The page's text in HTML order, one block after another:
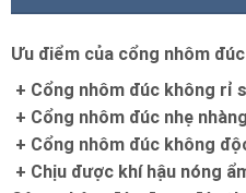
Ưu điểm của cổng nhôm
+ Cổng nhôm đúc không rỉ
+ Cổng nhôm đúc nhẹ
+ Cổng nhôm đúc không
+ Chịu được khí hậu nóng